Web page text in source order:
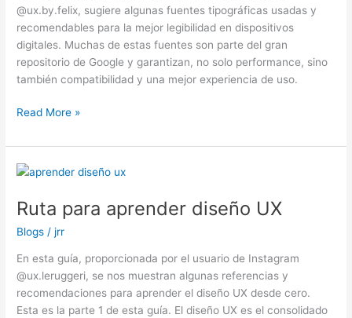
@ux.by.felix, sugiere algunas fuentes tipográficas usadas y
recomendables para la mejor legibilidad en dispositivos
digitales. Muchas de estas fuentes son parte del gran
repositorio de Google y garantizan, no solo performance, sino
también compatibilidad y una mejor experiencia de uso.
Read More »
Ruta para aprender diseño UX
Blogs /jrr
En esta guía, proporcionada por el usuario de Instagram
@ux.leruggeri, se nos muestran algunas referencias y
recomendaciones para aprender el diseño UX desde cero.
Esta es la parte 1 de esta guía. El diseño UX es el consolidado
Ruta
aprender
UX